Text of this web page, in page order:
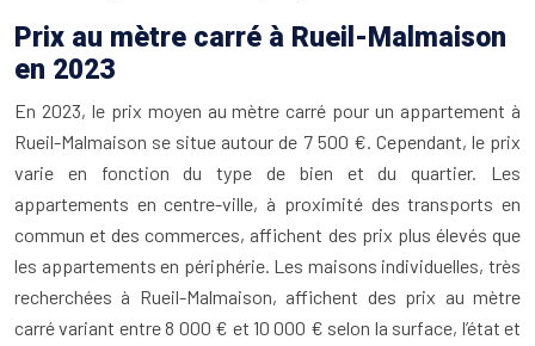
Prix au mètre carré à Rueil-Malmaison
en 2023
En 2023, le prix moyen au mètre carré pour un appartement à
Rueil-Malmaison se situe autour de 7 500 €. Cependant, le prix
varie en fonction du type de bien et du quartier. Les
appartements en centre-ville, à proximité des transports en
commun et des commerces, affichent des prix plus élevés que
les appartements en périphérie. Les maisons individuelles, très
recherchées à Rueil-Malmaison, affichent des prix au mètre
carré variant entre 8 000 € et 10 000 € selon la surface, l’état et